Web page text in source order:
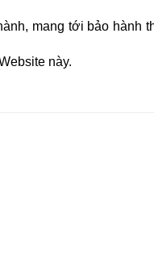
mang tới bảo hành
này.